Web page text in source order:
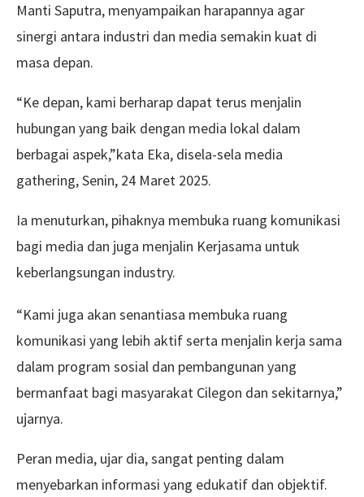
Manti Saputra, menyampaikan harapannya agar
sinergi antara industri dan media semakin kuat di
masa depan.
“Ke depan, kami berharap dapat terus menjalin
hubungan yang baik dengan media lokal dalam
berbagai aspek,”kata Eka, disela-sela media
gathering, Senin, 24 Maret 2025.
Ia menuturkan, pihaknya membuka ruang komunikasi
bagi media dan juga menjalin Kerjasama untuk
keberlangsungan industry.
“Kami juga akan senantiasa membuka ruang
komunikasi yang lebih aktif serta menjalin kerja sama
dalam program sosial dan pembangunan yang
bermanfaat bagi masyarakat Cilegon dan sekitarnya,”
ujarnya.
Peran media, ujar dia, sangat penting dalam
menyebarkan informasi yang edukatif dan objektif.